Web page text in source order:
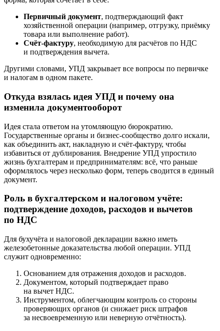
Первичный документ, подтверждающий факт
хозяйственной операции (например, отгрузку, приёмку
товара или выполнение работ).
Счёт-фактуру, необходимую для расчётов по НДС
и подтверждения вычета.
Другими словами, УПД закрывает все вопросы по первичке
и налогам в одном пакете.
Откуда взялась идея УПД и почему она
изменила документооборот
Идея стала ответом на утомляющую бюрократию.
Государственные органы и бизнес-сообщество долго искали,
как объединить акт, накладную и счёт-фактуру, чтобы
избавиться от дублирования. Внедрение УПД упростило
жизнь бухгалтерам и предпринимателям: всё, что раньше
оформлялось через несколько форм, теперь сводится в единый
документ.
Роль в бухгалтерском и налоговом учёте:
подтверждение доходов, расходов и вычетов
по НДС
Для бухучёта и налоговой декларации важно иметь
железобетонные доказательства любой операции. УПД
служит одновременно:
Основанием для отражения доходов и расходов.
Документом, который подтверждает право
на вычет НДС.
Инструментом, облегчающим контроль со стороны
проверяющих органов (и снижает риск штрафов
за несвоевременную или неверную отчётность).